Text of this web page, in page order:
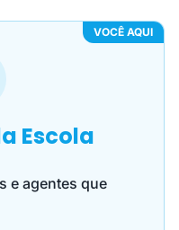
VOCÊ AQUI
Escola
e agentes que